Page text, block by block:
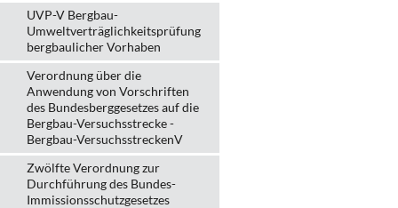
UVP-V Bergbau-
Umweltverträglichkeits­prüfung
bergbau­licher Vorhaben
Verordnung über die
Anwendung von Vorschriften
des Bundesberggesetzes auf die
Bergbau-Versuchsstrecke -
Bergbau-VersuchsstreckenV
Zwölfte Verordnung zur
Durchführung des Bundes-
Immissionsschutzgesetzes